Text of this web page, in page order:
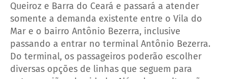
Queiroz e Barra do Ceará e passará a atender
somente a demanda existente entre o Vila do
Mar e o bairro Antônio Bezerra, inclusive
passando a entrar no terminal Antônio Bezerra.
Do terminal, os passageiros poderão escolher
diversas opções de linhas que seguem para